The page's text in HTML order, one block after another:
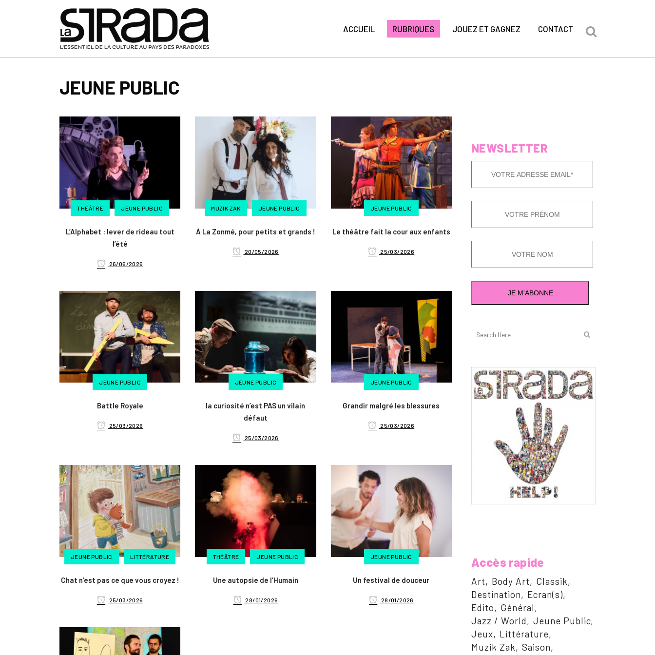
ACCUEIL RUBRIQUES JOUEZ ET GAGNEZ CONTACT
JEUNE PUBLIC
THÉÂTRE JEUNE PUBLIC
L’Alphabet : lever de rideau tout
l’été
26/06/2026
MUZIK ZAK JEUNE PUBLIC
À La Zonmé, pour petits et grands !
20/05/2026
JEUNE PUBLIC
Le théâtre fait la cour aux enfants
25/03/2026
JEUNE PUBLIC
Battle Royale
25/03/2026
JEUNE PUBLIC
la curiosité n’est PAS un vilain
défaut
25/03/2026
JEUNE PUBLIC
Grandir malgré les blessures
25/03/2026
JEUNE PUBLIC LITTÉRATURE
Chat n’est pas ce que vous croyez !
25/03/2026
THÉÂTRE JEUNE PUBLIC
Une autopsie de l’Humain
28/01/2026
JEUNE PUBLIC
Un festival de douceur
28/01/2026
NEWSLETTER
Accès rapide
Art Body Art
Classik
Destination
Ecran(s)
Edito
Général
Jazz / World
Jeune Public
Jeux
Littérature
Muzik Zak
Saison